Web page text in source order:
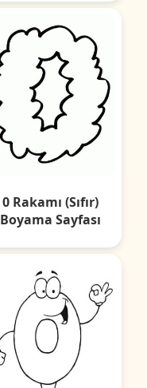
0 Rakamı (Sıfır)
Boyama Sayfası